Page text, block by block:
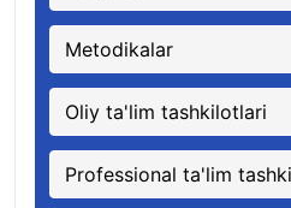
Metodikalar
Oliy ta'lim tashkilotlari
Professional ta'lim